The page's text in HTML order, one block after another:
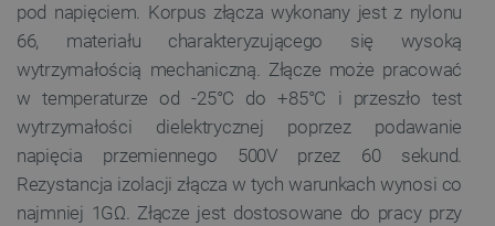
pod napięciem. Korpus złącza wykonany jest z nylonu
66, materiału charakteryzującego się wysoką
wytrzymałością mechaniczną. Złącze może pracować
w temperaturze od -25°C do +85°C i przeszło test
wytrzymałości dielektrycznej poprzez podawanie
napięcia przemiennego 500V przez 60 sekund.
Rezystancja izolacji złącza w tych warunkach wynosi co
najmniej 1GΩ. Złącze jest dostosowane do pracy przy